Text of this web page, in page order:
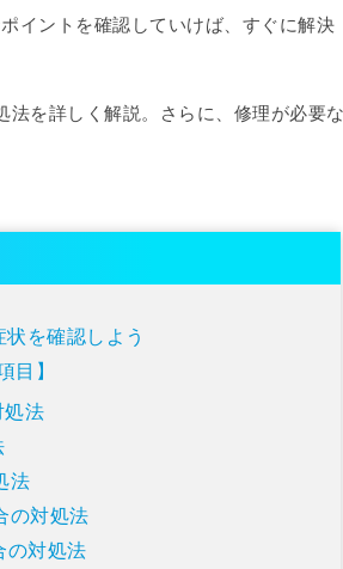
イントを確認していけば、すぐに解決
法を詳しく解説。さらに、修理が必要
を確認しよう
】
法
法
の対処法
の対処法